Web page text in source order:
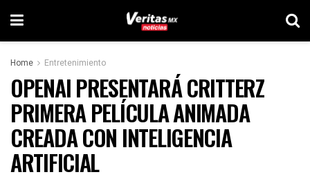
Home Entretenimiento
OPENAI PRESENTARÁ CRITTERZ
PRIMERA PELÍCULA ANIMADA
CREADA CON INTELIGENCIA
ARTIFICIAL